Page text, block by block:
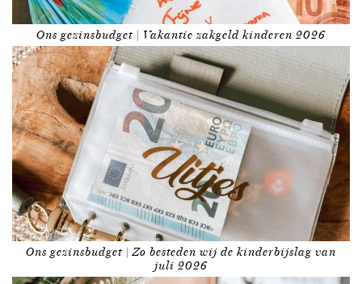
Ons gezinsbudget | Vakantie zakgeld kinderen 2026
Ons gezinsbudget | Zo besteden wij de kinderbijslag van
juli 2026